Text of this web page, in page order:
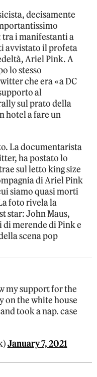
decisamente
i manifestanti a
avvistato il profeta
Ariel Pink. A
lo stesso
che era «a DC
al
sul prato della
hotel a fare un
La documentarista
ha postato lo
sul letto king size
di Ariel Pink
siamo quasi morti
foto rivela la
star: John Maus,
merende di Pink e
scena pop
my support for the
on the white house
took a nap. case
January 7, 2021